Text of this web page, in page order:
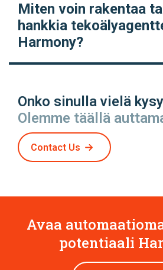
Miten voin rakentaa
hankkia
Harmony?
Onko sinulla vielä
Olemme täällä
Contact Us
Avaa
potentiaali